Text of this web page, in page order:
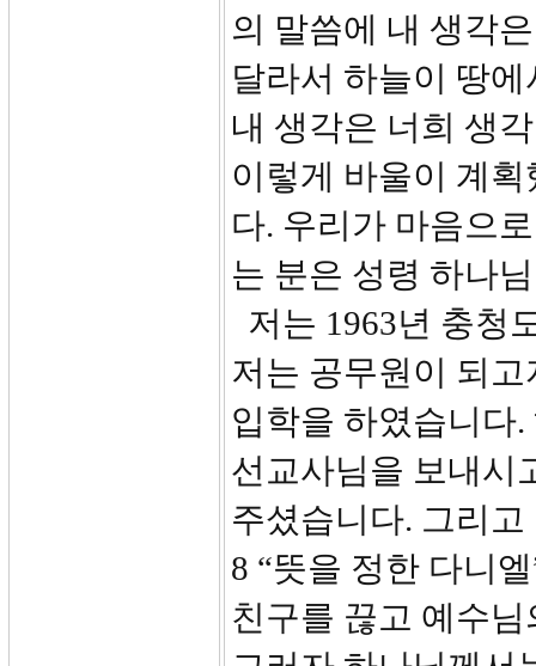
의 말씀에 내 생각
달라서 하늘이 땅
내 생각은 너희 생
이렇게 바울이 계
다. 우리가 마음으
는 분은 성령 하나
저는 1963년 충청
저는 공무원이 되
입학을 하였습니다
선교사님을 보내시
주셨습니다. 그리
8 “뜻을 정한 다니
친구를 끊고 예수